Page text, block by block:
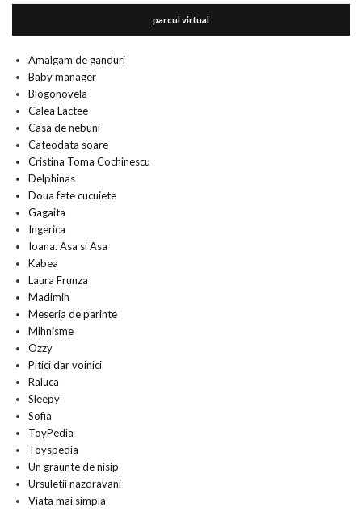
parcul virtual
Amalgam de ganduri
Baby manager
Blogonovela
Calea Lactee
Casa de nebuni
Cateodata soare
Cristina Toma Cochinescu
Delphinas
Doua fete cucuiete
Gagaita
Ingerica
Ioana. Asa si Asa
Kabea
Laura Frunza
Madimih
Meseria de parinte
Mihnisme
Ozzy
Pitici dar voinici
Raluca
Sleepy
Sofia
ToyPedia
Toyspedia
Un graunte de nisip
Ursuletii nazdravani
Viata mai simpla